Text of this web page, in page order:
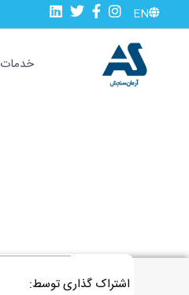
به
EN
خدمات
اشتراک گذاری توسط: